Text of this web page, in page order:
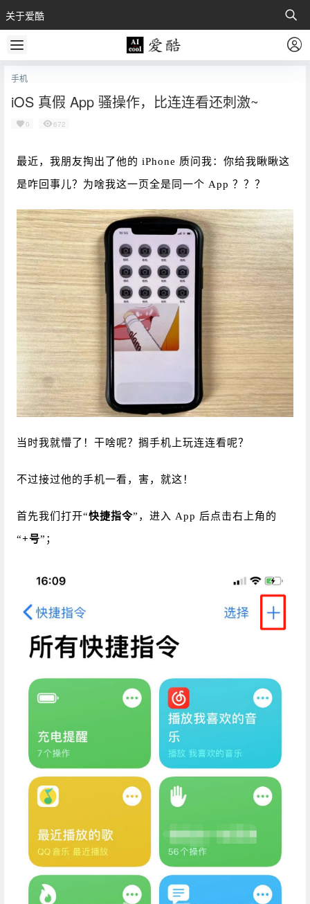
关于爱酷
手机
iOS 真假 App 骚操作，比连连看还刺激~
0 672
最近，我朋友掏出了他的 iPhone 质问我：你给我瞅瞅这
是咋回事儿？为啥我这一页全是同一个 App ？？？
当时我就懵了！干啥呢？搁手机上玩连连看呢？
不过接过他的手机一看，害，就这！
首先我们打开“快捷指令”，进入 App 后点击右上角的
“+号”；